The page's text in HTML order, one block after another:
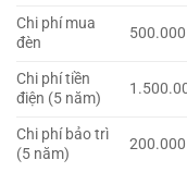
Chi phí mua
đèn
Chi phí tiền
điện (5 năm)
Chi phí bảo trì
(5 năm)